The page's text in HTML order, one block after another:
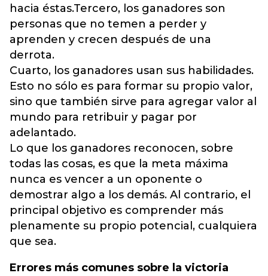
hacia éstas.Tercero, los ganadores son
personas que no temen a perder y
aprenden y crecen después de una
derrota.
Cuarto, los ganadores usan sus habilidades.
Esto no sólo es para formar su propio valor,
sino que también sirve para agregar valor al
mundo para retribuir y pagar por
adelantado.
Lo que los ganadores reconocen, sobre
todas las cosas, es que la meta máxima
nunca es vencer a un oponente o
demostrar algo a los demás. Al contrario, el
principal objetivo es comprender más
plenamente su propio potencial, cualquiera
que sea.
Errores más comunes sobre la victoria